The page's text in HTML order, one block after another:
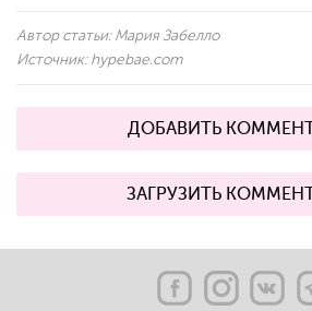
Автор статьи: Мария Забелло
Источник: hypebae.com
ДОБАВИТЬ
ЗАГРУЗИТЬ